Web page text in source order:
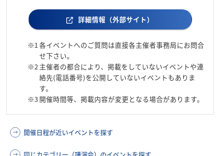
詳細情報（外部サイト）
※1 各イベントへのご質問は直接各主催者事務局にお問合
せ下さい。
※2 主催者の都合により、掲載をしていないイベントや連
絡先(電話番号)を公開していないイベントもありま
す。
※3 開催時間等、掲載内容が変更となる場合があります。
開催日程が近いイベントを探す
同じカテゴリー（講演会）のイベントを探す